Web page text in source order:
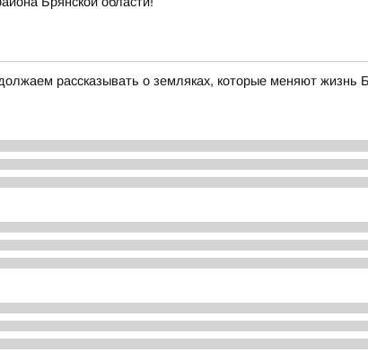
рассказывать о земляках, которые меняют